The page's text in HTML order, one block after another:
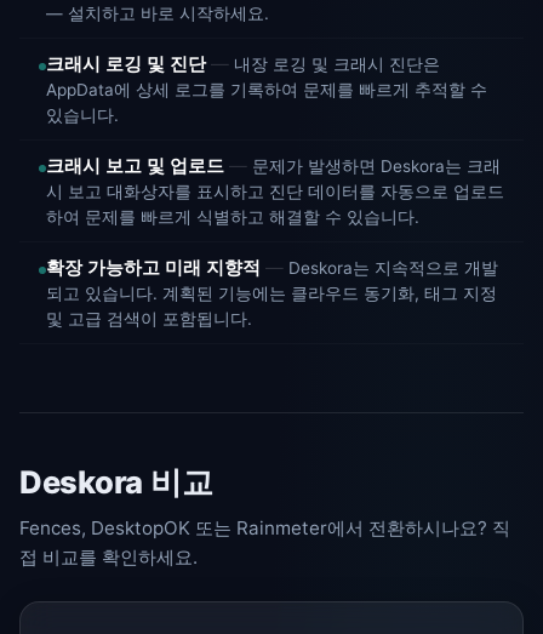
— 설치하고 바로 시작하세요.
크래시 로깅 및 진단
내장 로깅 및 크래시 진단은
AppData에 상세 로그를 기록하여 문제를 빠르게 추적할 수
있습니다.
크래시 보고 및 업로드
문제가 발생하면 Deskora는 크래
시 보고 대화상자를 표시하고 진단 데이터를 자동으로 업로드
하여 문제를 빠르게 식별하고 해결할 수 있습니다.
확장 가능하고 미래 지향적
Deskora는 지속적으로 개발
되고 있습니다. 계획된 기능에는 클라우드 동기화, 태그 지정
및 고급 검색이 포함됩니다.
Deskora 비교
Fences, DesktopOK 또는 Rainmeter에서 전환하시나요? 직
접 비교를 확인하세요.